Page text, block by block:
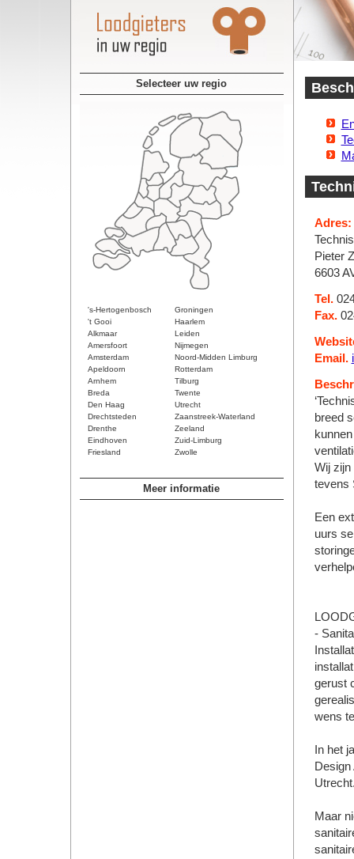
Selecteer uw regio
's-Hertogenbosch
Groningen
't Gooi
Haarlem
Alkmaar
Leiden
Amersfoort
Nijmegen
Amsterdam
Noord-Midden Limburg
Apeldoorn
Rotterdam
Arnhem
Tilburg
Breda
Twente
Den Haag
Utrecht
Drechtsteden
Zaanstreek-Waterland
Drenthe
Zeeland
Eindhoven
Zuid-Limburg
Friesland
Zwolle
Meer informatie
Adres:
Pieter
6603
Tel.
Fax.
Email.
breed
Wij zijn
tevens
Een
uurs
-
gerust
wens
In het
Maar